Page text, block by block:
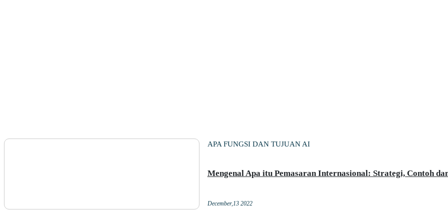
APA FUNGSI DAN TUJUAN AI
Mengenal Apa itu Pemasaran Internasional: Strategi, Contoh
December,13 2022